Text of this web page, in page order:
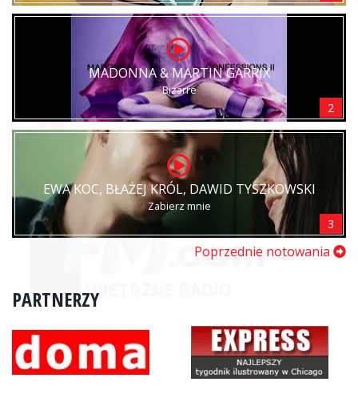
MADONNA & MARTIN GARRIX
Bizarre
2
EWA KOC, BŁAŻEJ KRÓL, DAWID TYSZKOWSKI
Zabierz mnie
3
Poprzednie notowania
PARTNERZY